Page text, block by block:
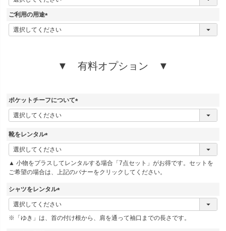
必
須
)
ご利用の用途
(
必
▼ 有料オプション ▼
ポケットチーフについて
(
必
靴をレンタル
(
必
須
)
▲ 小物をプラスしてレンタルする場合「7点セット」がお得です。セットを
ご希望の場合は、上記のバナーをクリックしてください。
シャツをレンタル
(
必
須
※「ゆき」は、首の付け根から、肩を通って袖口までの長さです。